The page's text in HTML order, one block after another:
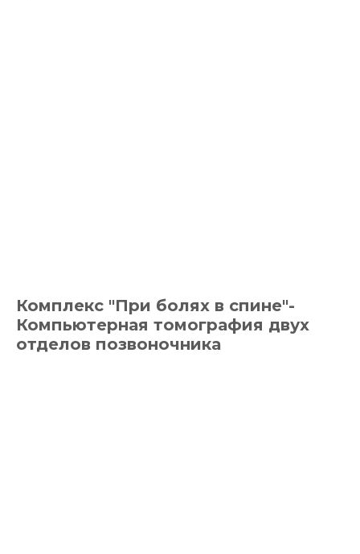
Комплекс "При болях в спине"-
Компьютерная томография двух
отделов позвоночника